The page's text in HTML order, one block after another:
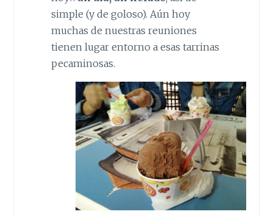
simple (y de goloso). Aún hoy
muchas de nuestras reuniones
tienen lugar entorno a esas tarrinas
pecaminosas.